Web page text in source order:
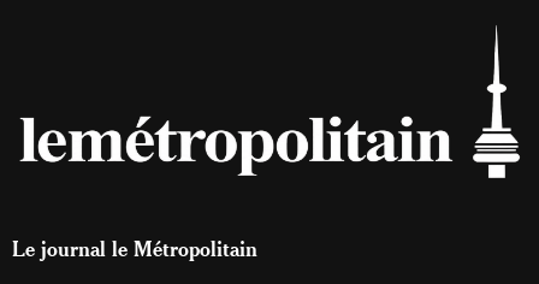
Le journal le Métropolitain